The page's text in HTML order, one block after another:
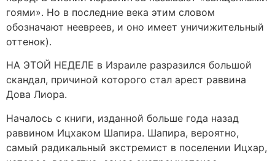
гоями». Но в последние века этим словом
обозначают неевреев, и оно имеет уничижительный
оттенок).
НА ЭТОЙ НЕДЕЛЕ в Израиле разразился большой
скандал, причиной которого стал арест раввина
Дова Лиора.
Началось с книги, изданной больше года назад
раввином Ицхаком Шапира. Шапира, вероятно,
самый радикальный экстремист в поселении Ицхар,